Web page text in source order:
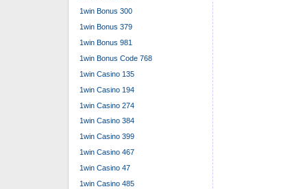
1win Bonus 300
1win Bonus 379
1win Bonus 981
1win Bonus Code 768
1win Casino 135
1win Casino 194
1win Casino 274
1win Casino 384
1win Casino 399
1win Casino 467
1win Casino 47
1win Casino 485